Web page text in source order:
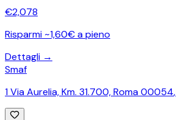
€2,078
Risparmi ~1,60€ a pieno
Dettagli →
Smaf
1 Via Aurelia, Km. 31.700, Roma 00054,